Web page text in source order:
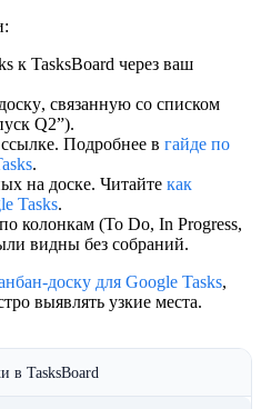
к TasksBoard через ваш
, связанную со списком
Q2”).
Подробнее в гайде по
.
на доске. Читайте как
Tasks.
колонкам (To Do, In Progress,
видны без собраний.
доску для Google Tasks,
выявлять узкие места.
в TasksBoard